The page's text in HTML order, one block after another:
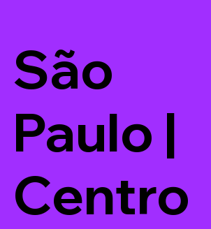
São
Paulo |
Centro